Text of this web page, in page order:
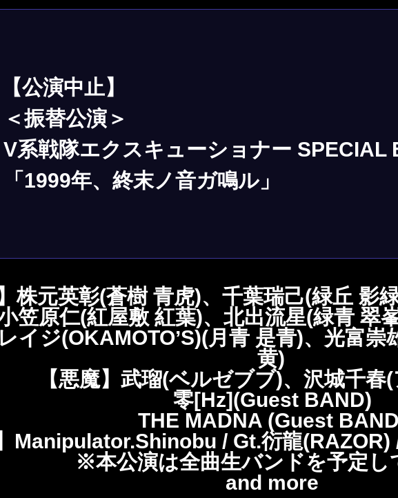
【公演中止】
＜振替公演＞
V系戦隊エクスキューショナー SPECIAL
「1999年、終末ノ⾳ガ鳴ル」
株元英彰(蒼樹 ⻘⻁)、千葉瑞⼰(緑丘 影
笠原仁(紅屋敷 紅葉)、北出流星(緑⻘ 翠
イジ(OKAMOTOʼS)(⽉⻘ 是⻘)、光富
⻩)
【悪魔】武瑠(ベルゼブブ)、沢城千春
零[Hz](Guest BAND)
THE MADNA (Guest
Manipulator.Shinobu / Gt.衍⿓
※本公演は全曲⽣バンドを予定し
and more